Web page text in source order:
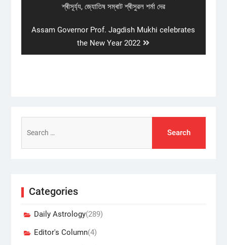
post:শ্ৰীসূৰ্য্য, জ্যোতিষ সম্ৰাট শ্ৰীসুৱল শৰ্মা দেৱ
Next
Assam Governor Prof. Jagdish Mukhi celebrates
the New Year 2022
for:
Categories
Daily Astrology(289)
Editor's Column(4)